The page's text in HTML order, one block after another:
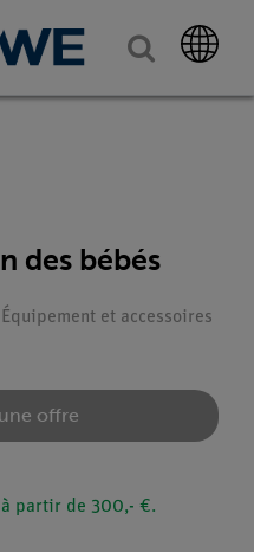
des bébés
et accessoires
offre
partir de 300,- €.